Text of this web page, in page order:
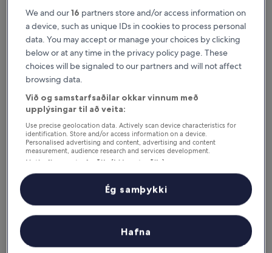
Ítalía - hvar er gott að
gista?
Róm (og nágrenni) - vinsælustu
hótelin
Massimi City Garden Hotel
out
Trionfale 3.97 km frá miðbænum
Massimi City Garden Hotel
Aria
of
Miðborg
We and our16 partners store and/or access information on
a device, such as unique IDs in cookies to process personal
data. You may accept or manage your choices by clicking
below or at any time in the privacy policy page. These
choices will be signaled to our partners and will not affect
browsing data.
Við og samstarfsaðilar okkar vinnum með
upplýsingar til að veita:
Use precise geolocation data. Actively scan device characteristics for
identification. Store and/or access information on a device.
Personalised advertising and content, advertising and content
measurement, audience research and services development.
Listi yfir samstarfsaðila (þjónustuaðila)
Hafna
Ég samþykki